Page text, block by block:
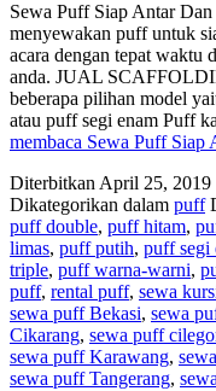
Sewa Puff Siap Antar
menyewakan puff untuk
acara dengan tepat waktu
anda. JUAL
beberapa pilihan model
atau puff segi enam Puff
membaca Sewa Puff Siap
DiterbitkanApril 25, 2019
Dikategorikan dalam puff
puff double, puff hitam,
limas, puff putih, puff segi
triple, puff warna-warni,
puff, rental puff, sewa
sewa puff Bekasi, sewa
Cikarang, sewa puff
sewa puff Karawang,
sewa puff Tangerang,